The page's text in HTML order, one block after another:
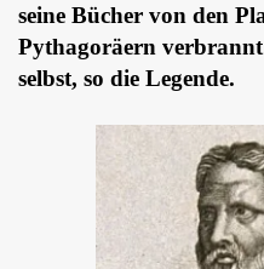
seine Bücher von den
Pythagoräern
selbst, so die Legende.